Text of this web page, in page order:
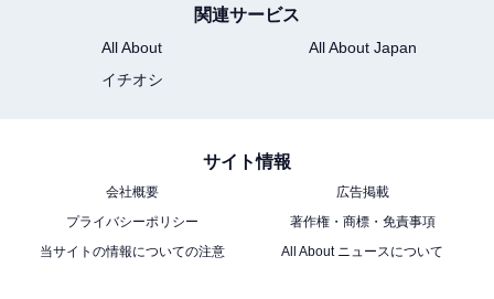
関連サービス
All About
All About Japan
イチオシ
サイト情報
会社概要
広告掲載
プライバシーポリシー
著作権・商標・免責事項
当サイトの情報についての注意
All About ニュースについて